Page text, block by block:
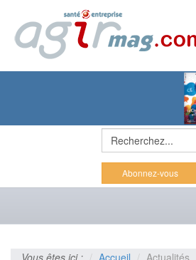
Abonnez-vous
Vous êtes ici : Accueil Actualités